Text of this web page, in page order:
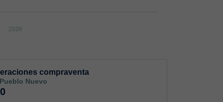
compraventa
Nuevo